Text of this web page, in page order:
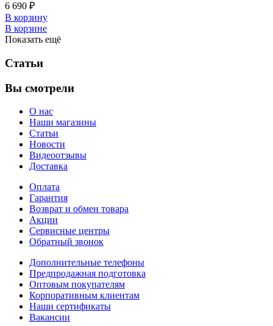
6 690 ₽
В корзину
В корзине
Показать ещё
Статьи
Вы смотрели
О нас
Наши магазины
Статьи
Новости
Видеоотзывы
Доставка
Оплата
Гарантия
Возврат и обмен товара
Акции
Сервисные центры
Обратный звонок
Дополнительные телефоны
Предпродажная подготовка
Оптовым покупателям
Корпоративным клиентам
Наши сертификаты
Вакансии